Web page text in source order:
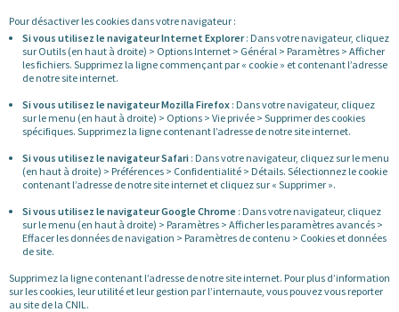
Pour désactiver les cookies dans votre navigateur :
Si vous utilisez le navigateur Internet Explorer: Dans votre navigateur, cliquez
sur Outils (en haut à droite) > Options Internet > Général > Paramètres > Afficher
les fichiers. Supprimez la ligne commençant par « cookie » et contenant l’adresse
de notre site internet.
Si vous utilisez le navigateur Mozilla Firefox : Dans votre navigateur, cliquez
sur le menu (en haut à droite) > Options > Vie privée > Supprimer des cookies
spécifiques. Supprimez la ligne contenant l’adresse de notre site internet.
Si vous utilisez le navigateur Safari : Dans votre navigateur, cliquez sur le menu
(en haut à droite) > Préférences > Confidentialité > Détails. Sélectionnez le cookie
contenant l’adresse de notre site internet et cliquez sur « Supprimer ».
Si vous utilisez le navigateur Google Chrome : Dans votre navigateur, cliquez
sur le menu (en haut à droite) > Paramètres > Afficher les paramètres avancés >
Effacer les données de navigation > Paramètres de contenu > Cookies et données
de site.
Supprimez la ligne contenant l’adresse de notre site internet. Pour plus d’information
sur les cookies, leur utilité et leur gestion par l’internaute, vous pouvez vous reporter
au site de la CNIL.